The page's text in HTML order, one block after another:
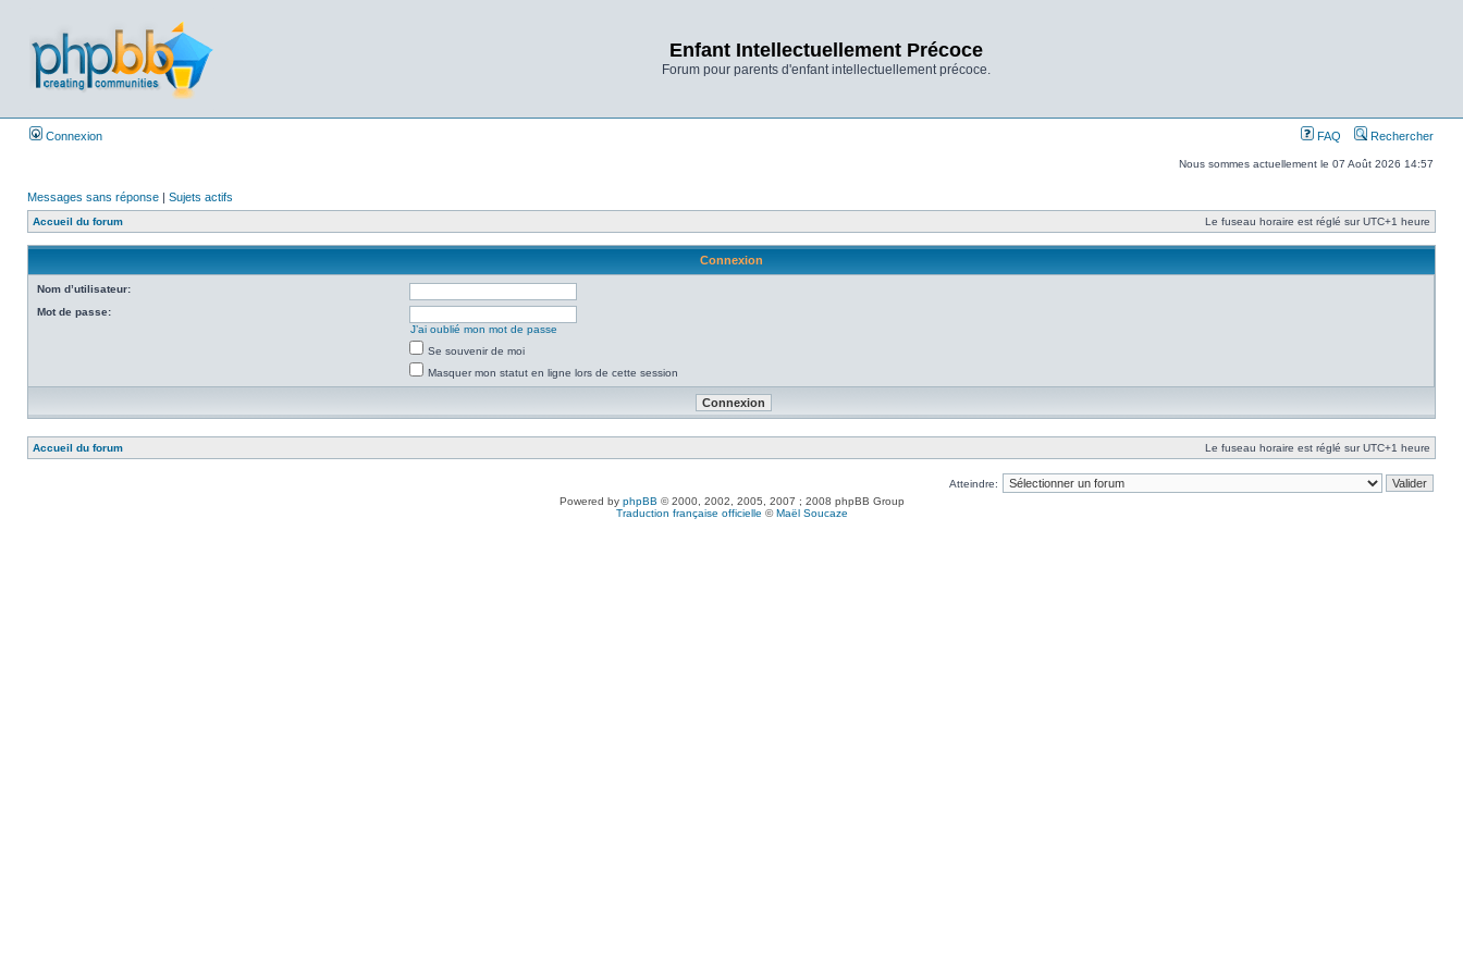
Enfant Intellectuellement Précoce
Forum pour parents d'enfant intellectuellement précoce.
Connexion FAQ Rechercher
Nous sommes actuellement le 07 Août 2026 14:57
Messages sans réponse | Sujets actifs
Accueil du forum Le fuseau horaire est réglé sur UTC+1 heure
Connexion
Nom d’utilisateur:
Mot de passe:
J’ai oublié mon mot de passe
Se souvenir de moi
Masquer mon statut en ligne lors de cette session
Accueil du forum Le fuseau horaire est réglé sur UTC+1 heure
Atteindre:
Powered by phpBB © 2000, 2002, 2005, 2007 ; 2008 phpBB Group
Traduction française officielle ©Maël Soucaze